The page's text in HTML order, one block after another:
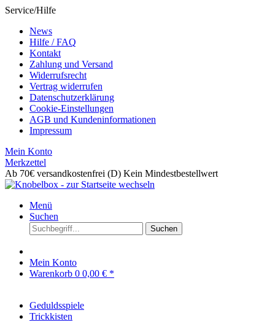
Service/Hilfe
News
Hilfe / FAQ
Kontakt
Zahlung und Versand
Widerrufsrecht
Vertrag widerrufen
Datenschutzerklärung
Cookie-Einstellungen
AGB und Kundeninformationen
Impressum
Mein Konto
Merkzettel
Ab 70€ versandkostenfrei (D) Kein Mindestbestellwert
Menü
Suchen
Suchen
Mein Konto
Warenkorb 0 0,00 € *
Geduldsspiele
Trickkisten